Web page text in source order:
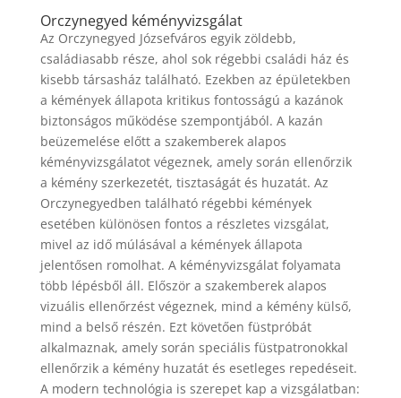
Orczynegyed kéményvizsgálat
Az Orczynegyed Józsefváros egyik zöldebb,
családiasabb része, ahol sok régebbi családi ház és
kisebb társasház található. Ezekben az épületekben
a kémények állapota kritikus fontosságú a kazánok
biztonságos működése szempontjából. A kazán
beüzemelése előtt a szakemberek alapos
kéményvizsgálatot végeznek, amely során ellenőrzik
a kémény szerkezetét, tisztaságát és huzatát. Az
Orczynegyedben található régebbi kémények
esetében különösen fontos a részletes vizsgálat,
mivel az idő múlásával a kémények állapota
jelentősen romolhat. A kéményvizsgálat folyamata
több lépésből áll. Először a szakemberek alapos
vizuális ellenőrzést végeznek, mind a kémény külső,
mind a belső részén. Ezt követően füstpróbát
alkalmaznak, amely során speciális füstpatronokkal
ellenőrzik a kémény huzatát és esetleges repedéseit.
A modern technológia is szerepet kap a vizsgálatban: